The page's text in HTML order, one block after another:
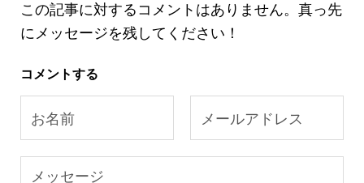
この記事に対するコメントはありません。真っ先
にメッセージを残してください！
コメントする